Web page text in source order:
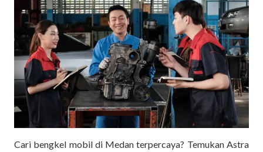
Cari bengkel mobil di Medan terpercaya? Temukan Astra